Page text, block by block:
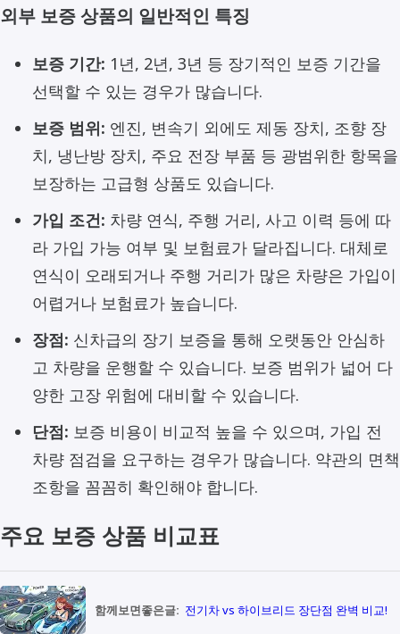
외부 보증 상품의 일반적인 특징
보증 기간: 1년, 2년, 3년 등 장기적인 보증 기간을
선택할 수 있는 경우가 많습니다.
보증 범위: 엔진, 변속기 외에도 제동 장치, 조향 장
치, 냉난방 장치, 주요 전장 부품 등 광범위한 항목을
보장하는 고급형 상품도 있습니다.
가입 조건: 차량 연식, 주행 거리, 사고 이력 등에 따
라 가입 가능 여부 및 보험료가 달라집니다. 대체로
연식이 오래되거나 주행 거리가 많은 차량은 가입이
어렵거나 보험료가 높습니다.
장점: 신차급의 장기 보증을 통해 오랫동안 안심하
고 차량을 운행할 수 있습니다. 보증 범위가 넓어 다
양한 고장 위험에 대비할 수 있습니다.
단점: 보증 비용이 비교적 높을 수 있으며, 가입 전
차량 점검을 요구하는 경우가 많습니다. 약관의 면책
조항을 꼼꼼히 확인해야 합니다.
주요 보증 상품 비교표
함께보면좋은글: 전기차 vs 하이브리드 장단점 완벽 비교!